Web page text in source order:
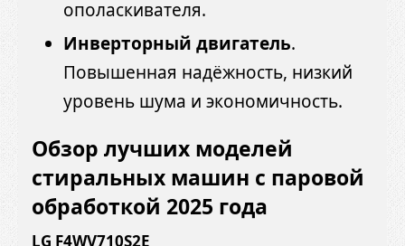
ополаскивателя.
Инверторный двигатель.
Повышенная надёжность, низкий
уровень шума и экономичность.
Обзор лучших моделей
стиральных машин с паровой
обработкой 2025 года
LG F4WV710S2E